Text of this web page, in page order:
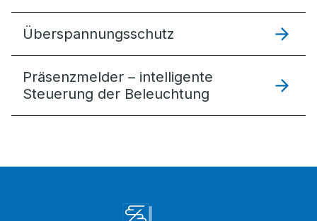
Überspannungsschutz
Präsenzmelder – intelligente
Steuerung der Beleuchtung